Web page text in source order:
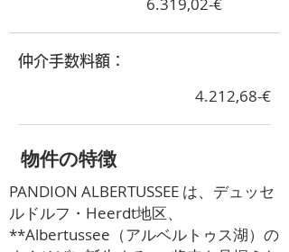
​仲介手数料額：
4.212,68-€
​物件の特徴
PANDION ALBERTUSSEE は、デュッセ
ルドルフ・Heerdt地区、
**Albertussee（アルベルトゥス湖）の